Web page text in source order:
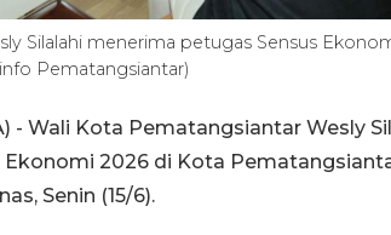
Silalahi menerima petugas Sensus
Pematangsiantar)
- Wali Kota Pematangsiantar Wesly
2026 di Kota
Senin (15/6).